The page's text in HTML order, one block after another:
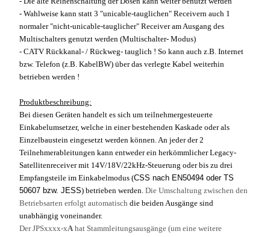
- Wahlweise kann statt 3 "unicable-tauglichen" Receivern auch 1
normaler "nicht-unicable-tauglicher" Receiver am Ausgang des
Multischalters genutzt werden (Multischalter- Modus)
- CATV Rückkanal- / Rückweg- tauglich ! So kann auch z.B. Internet
bzw. Telefon (z.B. KabelBW) über das verlegte Kabel weiterhin
betrieben werden !
Produktbeschreibung:
Bei diesen Geräten handelt es sich um teilnehmergesteuerte
Einkabelumsetzer, welche in einer bestehenden Kaskade oder als
Einzelbaustein eingesetzt werden können. An jeder der 2
Teilnehmerableitungen kann entweder ein herkömmlicher Legacy-
Satellitenreceiver mit 14V/18V/22kHz-Steuerung oder bis zu drei
Empfangsteile im Einkabelmodus (CSS nach EN50494 oder TS
50607 bzw. JESS) betrieben werden. Die Umschaltung zwischen den
Betriebsarten erfolgt automatisch die beiden Ausgänge sind
unabhängig voneinander.
Der JPSxxxx-xAhat Stammleitungsausgänge (um eine weitere